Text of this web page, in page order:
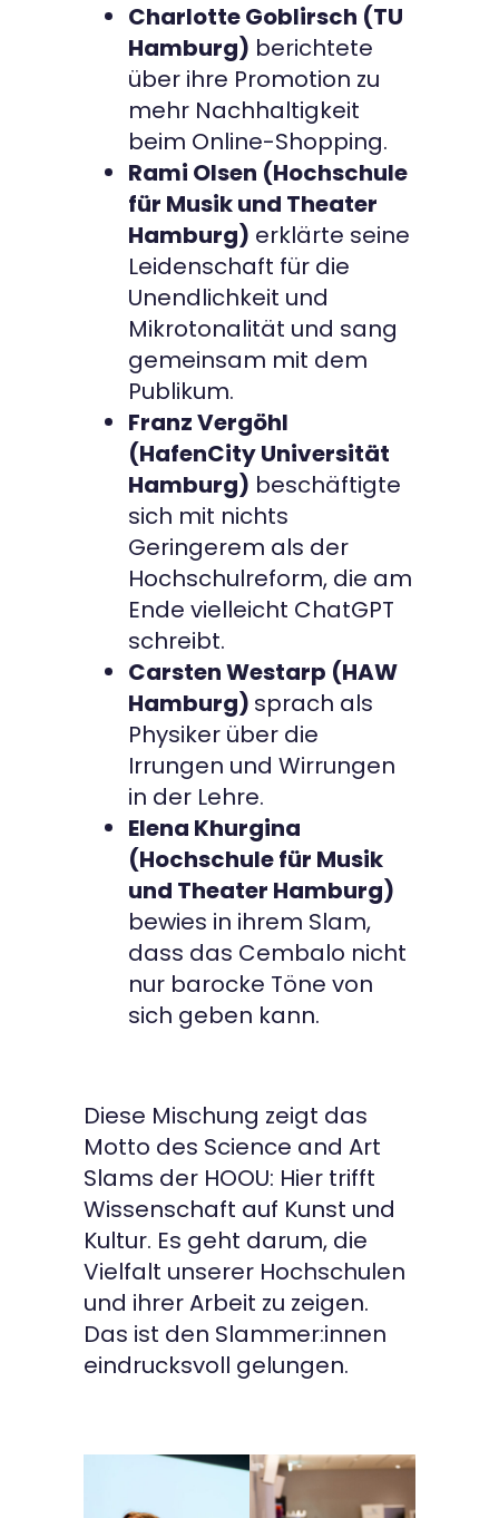
Charlotte Goblirsch (TU
Hamburg) berichtete
über ihre Promotion zu
mehr Nachhaltigkeit
beim Online-Shopping.
Rami Olsen (Hochschule
für Musik und Theater
Hamburg) erklärte seine
Leidenschaft für die
Unendlichkeit und
Mikrotonalität und sang
gemeinsam mit dem
Publikum.
Franz Vergöhl
(HafenCity Universität
Hamburg) beschäftigte
sich mit nichts
Geringerem als der
Hochschulreform, die am
Ende vielleicht ChatGPT
schreibt.
Carsten Westarp (HAW
Hamburg) sprach als
Physiker über die
Irrungen und Wirrungen
in der Lehre.
Elena Khurgina
(Hochschule für Musik
und Theater Hamburg)
bewies in ihrem Slam,
dass das Cembalo nicht
nur barocke Töne von
sich geben kann.
Diese Mischung zeigt das
Motto des Science and Art
Slams der HOOU: Hier trifft
Wissenschaft auf Kunst und
Kultur. Es geht darum, die
Vielfalt unserer Hochschulen
und ihrer Arbeit zu zeigen.
Das ist den Slammer:innen
eindrucksvoll gelungen.